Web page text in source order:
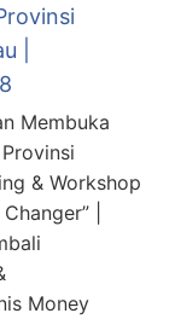
|
Membuka
& Workshop
|
Money